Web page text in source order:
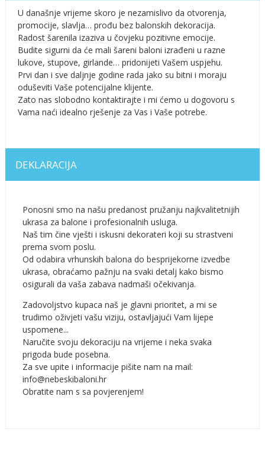
U današnje vrijeme skoro je nezamislivo da otvorenja,
promocije, slavlja… prođu bez balonskih dekoracija.
Radost šarenila izaziva u čovjeku pozitivne emocije.
Budite sigurni da će mali šareni baloni izrađeni u razne
lukove, stupove, girlande… pridonijeti Vašem uspjehu.
Prvi dan i sve daljnje godine rada jako su bitni i moraju
oduševiti Vaše potencijalne klijente.
Zato nas slobodno kontaktirajte i mi ćemo u dogovoru s
Vama naći idealno rješenje za Vas i Vaše potrebe.
DEKLARACIJA
Ponosni smo na našu predanost pružanju najkvalitetnijih
ukrasa za balone i profesionalnih usluga.
Naš tim čine vješti i iskusni dekorateri koji su strastveni
prema svom poslu.
Od odabira vrhunskih balona do besprijekorne izvedbe
ukrasa, obraćamo pažnju na svaki detalj kako bismo
osigurali da vaša zabava nadmaši očekivanja.
Zadovoljstvo kupaca naš je glavni prioritet, a mi se
trudimo oživjeti vašu viziju, ostavljajući Vam lijepe
uspomene...
Naručite svoju dekoraciju na vrijeme i neka svaka
prigoda bude posebna.
Za sve upite i informacije pišite nam na mail:
info@nebeskibaloni.hr
Obratite nam s sa povjerenjem!